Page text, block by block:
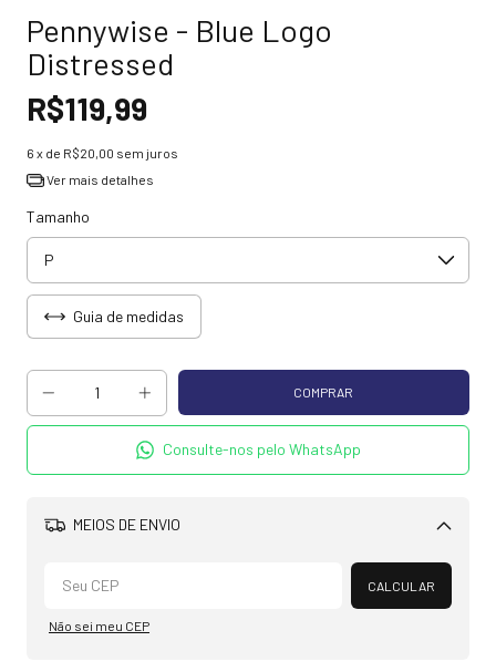
Pennywise - Blue Logo
Distressed
R$119,99
6 x de R$20,00 sem juros
Ver mais detalhes
Tamanho
Guia de medidas
Consulte-nos pelo WhatsApp
MEIOS DE ENVIO
Alterar CEP
CALCULAR
Não sei meu CEP